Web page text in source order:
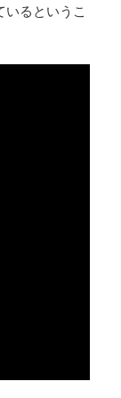
るというこ